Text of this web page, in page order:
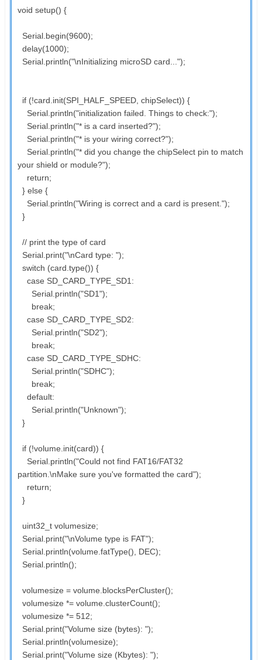
void setup() {
Serial.begin(9600);
delay(1000);
Serial.println("\nInitializing microSD card...");
if (!card.init(SPI_HALF_SPEED, chipSelect)) {
Serial.println("initialization failed. Things to check:");
Serial.println("* is a card inserted?");
Serial.println("* is your wiring correct?");
Serial.println("* did you change the chipSelect pin to match
your shield or module?");
return;
} else {
Serial.println("Wiring is correct and a card is present.");
}
// print the type of card
Serial.print("\nCard type: ");
switch (card.type()) {
case SD_CARD_TYPE_SD1:
Serial.println("SD1");
break;
case SD_CARD_TYPE_SD2:
Serial.println("SD2");
break;
case SD_CARD_TYPE_SDHC:
Serial.println("SDHC");
break;
default:
Serial.println("Unknown");
}
if (!volume.init(card)) {
Serial.println("Could not find FAT16/FAT32
partition.\nMake sure you've formatted the card");
return;
}
uint32_t volumesize;
Serial.print("\nVolume type is FAT");
Serial.println(volume.fatType(), DEC);
Serial.println();
volumesize = volume.blocksPerCluster();
volumesize *= volume.clusterCount();
volumesize *= 512;
Serial.print("Volume size (bytes): ");
Serial.println(volumesize);
Serial.print("Volume size (Kbytes): ");